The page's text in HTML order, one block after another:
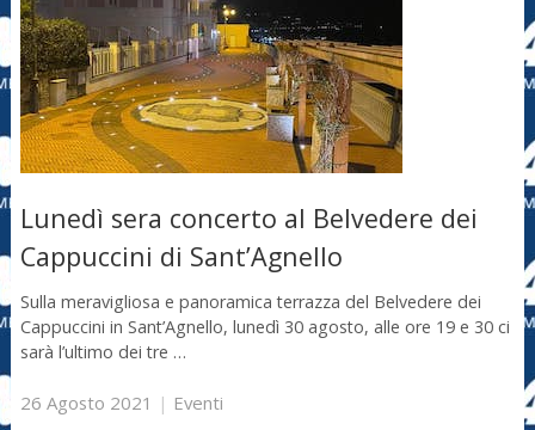
Lunedì sera concerto al Belvedere dei
Cappuccini di Sant’Agnello
Sulla meravigliosa e panoramica terrazza del Belvedere dei
Cappuccini in Sant’Agnello, lunedì 30 agosto, alle ore 19 e 30 ci
sarà l’ultimo dei tre …
26 Agosto 2021 | Eventi